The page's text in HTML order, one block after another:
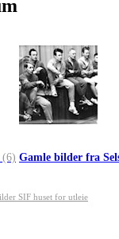
(6) Gamle bilder fra
SIF huset for utleie